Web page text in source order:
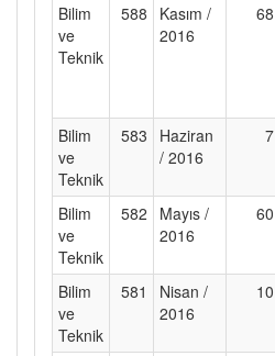
Bilim
ve
Teknik
588
Kasım /
2016
68
Bilim
ve
Teknik
583
Haziran
/ 2016
7
Bilim
ve
Teknik
582
Mayıs /
2016
60
Bilim
ve
Teknik
581
Nisan /
2016
10